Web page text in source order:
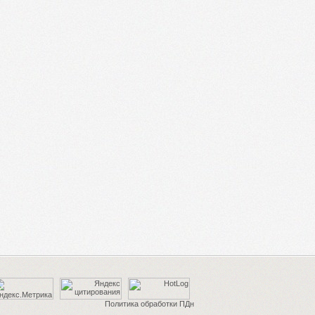
Политика обработки ПДн